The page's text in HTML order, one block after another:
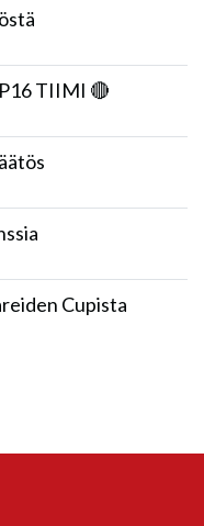
TIIMI 🔴
Cupista